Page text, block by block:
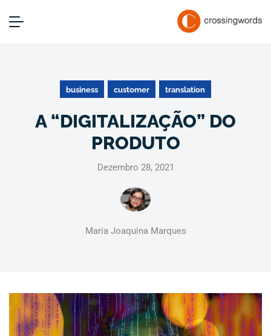
business customer translation
A “DIGITALIZAÇÃO” DO
PRODUTO
Dezembro 28, 2021
Maria Joaquina Marques